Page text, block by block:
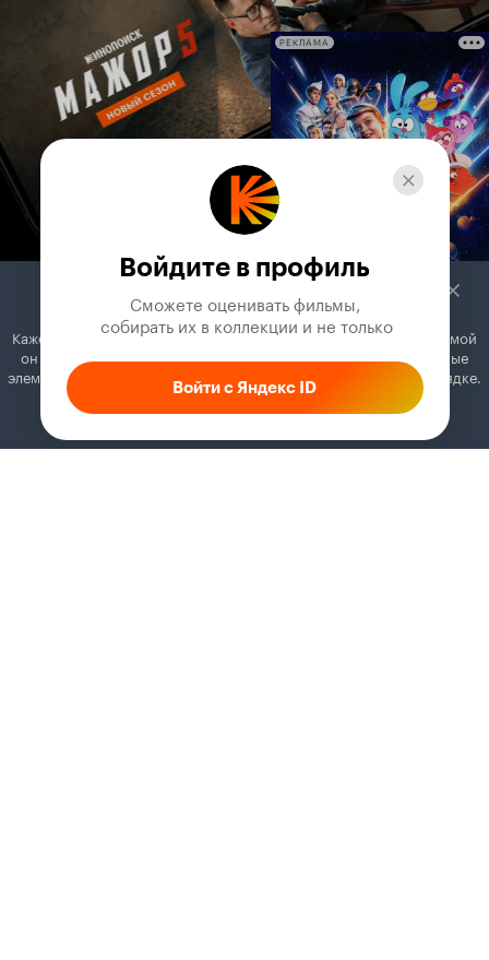
РЕКЛАМА
Войдите в профиль
Сможете оценивать фильмы,
собирать их в коллекции и не только
Войти с Яндекс ID
Кажется, вы используете блокировщик рекламы. Вместе с рекламой
он может отключать постеры, папки с фильмами и другие важные
элементы. Добавьте Кинопоиск в исключения, и всё будет в порядке.
Как это сделать